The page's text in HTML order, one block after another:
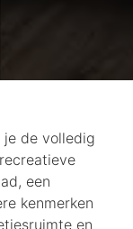
je de volledig
een
kenmerken
en